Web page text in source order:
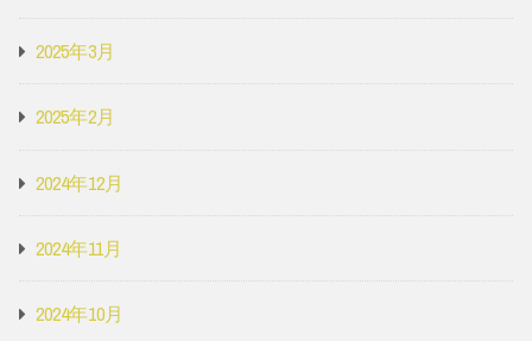
2025年3月
2025年2月
2024年12月
2024年11月
2024年10月